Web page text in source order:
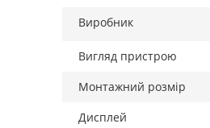
Виробник
Вигляд пристрою
Монтажний розмір
Дисплей